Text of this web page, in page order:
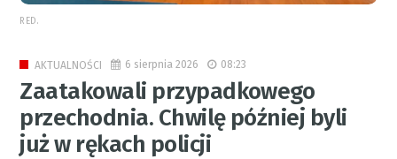
RED.
AKTUALNOŚCI 6 sierpnia 2026 08:23
Zaatakowali przypadkowego
przechodnia. Chwilę później byli
już w rękach policji